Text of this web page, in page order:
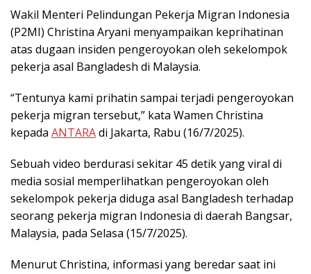
Wakil Menteri Pelindungan Pekerja Migran Indonesia
(P2MI) Christina Aryani menyampaikan keprihatinan
atas dugaan insiden pengeroyokan oleh sekelompok
pekerja asal Bangladesh di Malaysia.
“Tentunya kami prihatin sampai terjadi pengeroyokan
pekerja migran tersebut,” kata Wamen Christina
kepada ANTARAdi Jakarta, Rabu (16/7/2025).
Sebuah video berdurasi sekitar 45 detik yang viral di
media sosial memperlihatkan pengeroyokan oleh
sekelompok pekerja diduga asal Bangladesh terhadap
seorang pekerja migran Indonesia di daerah Bangsar,
Malaysia, pada Selasa (15/7/2025).
Menurut Christina, informasi yang beredar saat ini